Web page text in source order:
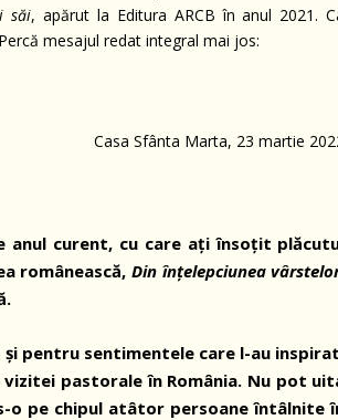
săi, apărut la Editura ARCB în anul 2021.
mesajul redat integral mai jos:
Casa Sfânta Marta, 23 martie
anul curent, cu care ați însoțit
românească,Din înțelepciunea
pentru sentimentele care l-au
pastorale în România. Nu pot
o pe chipul atâtor persoane întâlnite